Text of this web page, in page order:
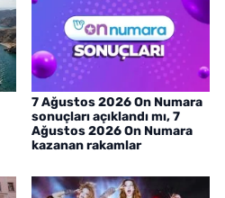
7 Ağustos 2026 On Numara
sonuçları açıklandı mı, 7
Ağustos 2026 On Numara
kazanan rakamlar